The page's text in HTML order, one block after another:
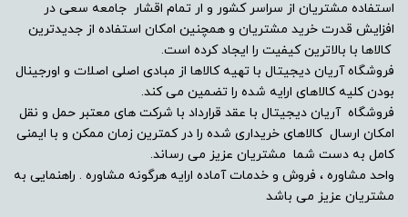
استفاده مشتریان از سراسر کشور و ار تمام اقشار جامعه سعی در
افزایش قدرت خرید مشتریان و همچنین امکان استفاده از جدیدترین
کالاها با بالاترین کیفیت را ایجاد کرده است.
فروشگاه آریان دیجیتال با تهیه کالاها از مبادی اصلی اصلات و اورجینال
بودن کلیه کالاهای ارایه شده را تضمین می کند.
فروشگاه آریان دیجیتال با عقد قرارداد با شرکت های معتبر حمل و نقل
امکان ارسال کالاهای خریداری شده را در کمترین زمان ممکن و با ایمنی
کامل به دست شما مشتریان عزیز می رساند.
واحد مشاوره ، فروش و خدمات آماده ارایه هرگونه مشاوره . راهنمایی به
مشتریان عزیز می باشد